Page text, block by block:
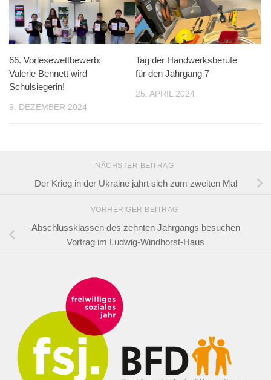
66. Vorlesewettbewerb:
Valerie Bennett wird
Schulsiegerin!
9. DEZEMBER 2024
Tag der Handwerksberufe
für den Jahrgang 7
25. APRIL 2024
NÄCHSTER BEITRAG
Der Krieg in der Ukraine jährt sich zum zweiten Mal
VORHERIGER BEITRAG
Abschlussklassen des zehnten Jahrgangs besuchen
Vortrag im Ludwig-Windhorst-Haus